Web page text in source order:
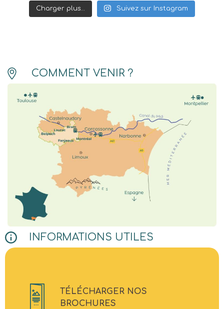
Charger plus… Suivez sur Instagram
COMMENT VENIR ?
INFORMATIONS UTILES
TÉLÉCHARGER NOS
BROCHURES